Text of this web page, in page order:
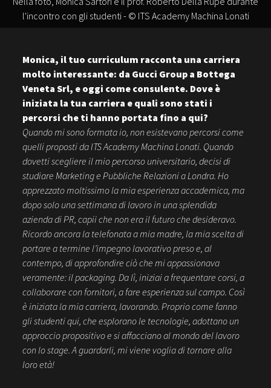
l'incontro con gli studenti - © ITS Academy Machina Lonati
Monica, il tuo curriculum racconta una carriera
molto interessante: da Gucci Group a Bottega
Veneta Srl, e oggi come consulente. Dove è
iniziata la tua carriera e quali sono stati i
percorsi che ti hanno portata fino a qui?
Quando mi sono formata io, non esistevano percorsi come
quelli proposti da ITS Academy Machina Lonati. Quando
dovetti scegliere il mio percorso universitario, decisi di
studiare Marketing e Pubbliche Relazioni a Londra. Ho
apprezzato moltissimo la mia esperienza accademica, ma
dopo solo una settimana di lavoro in una splendida
azienda di PR, capii che non era il futuro che desideravo.
Ricordo ancora la telefonata a mia madre, la mia scelta di
portare a termine l’impegno lavorativo preso e, al
contempo, di approfondire ciò che mi appassionava
veramente: il packaging. Da lì, iniziai a frequentare corsi, a
collaborare con fornitori, a fare esperienza sul campo. Così
è iniziata la mia carriera, lavorando. Proprio come fanno
gli studenti qui, che esplorano le tecnologie, adottano un
approccio propositivo e si affacciano al mondo del lavoro
con lo stage. A guardarli, mi viene voglia di tornare alla
loro età!